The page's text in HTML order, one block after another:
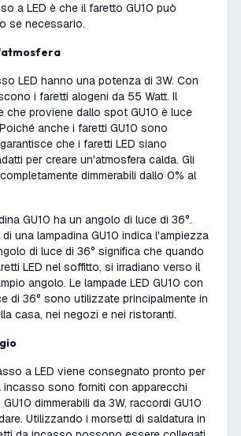
a LED è che il faretto GU10 può
se necessario.
LED hanno una potenza di 3W. Con
i faretti alogeni da 55 Watt. Il
che proviene dallo spot GU10 è luce
anche i faretti GU10 sono
che i faretti LED siano
per creare un'atmosfera calda. Gli
dimmerabili dallo 0% al
GU10 ha un angolo di luce di 36°.
una lampadina GU10 indica l'ampiezza
di luce di 36° significa che quando
LED nel soffitto, si irradiano verso il
angolo. Le lampade LED GU10 con
di 36° sono utilizzate principalmente in
casa, nei negozi e nei ristoranti.
a LED viene consegnato pronto per
incasso sono forniti con apparecchi
dimmerabili da 3W, raccordi GU10
Utilizzando i morsetti di saldatura in